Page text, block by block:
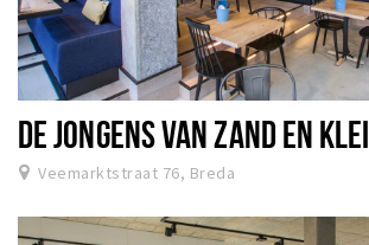
DE JONGENS VAN ZAND EN KLEI
Veemarktstraat 76, Breda